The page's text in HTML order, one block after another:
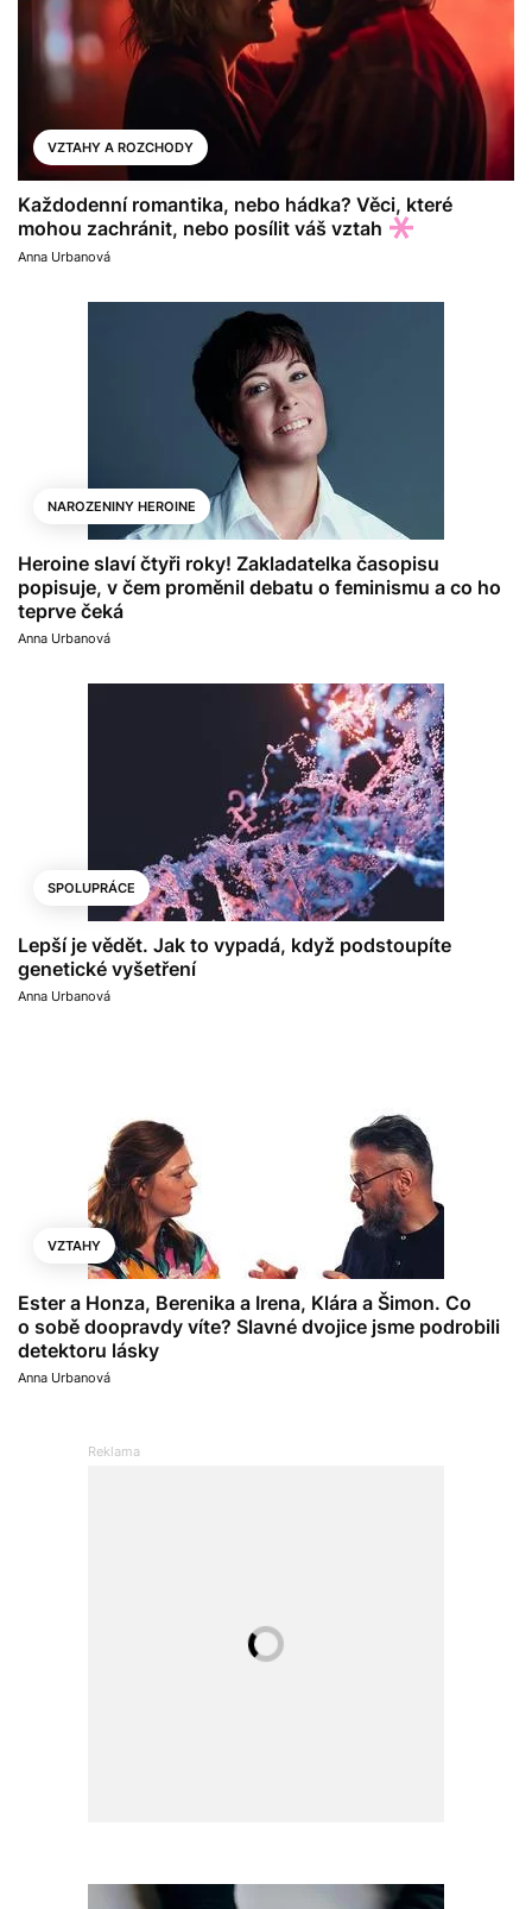
VZTAHY A ROZCHODY
Každodenní romantika, nebo hádka? Věci, které
mohou zachránit, nebo posílit váš vztah
Anna Urbanová
NAROZENINY HEROINE
Heroine slaví čtyři roky! Zakladatelka časopisu
popisuje, v čem proměnil debatu o feminismu a co ho
teprve čeká
Anna Urbanová
SPOLUPRÁCE
Lepší je vědět. Jak to vypadá, když podstoupíte
genetické vyšetření
Anna Urbanová
VZTAHY
Ester a Honza, Berenika a Irena, Klára a Šimon. Co
o sobě doopravdy víte? Slavné dvojice jsme podrobili
detektoru lásky
Anna Urbanová